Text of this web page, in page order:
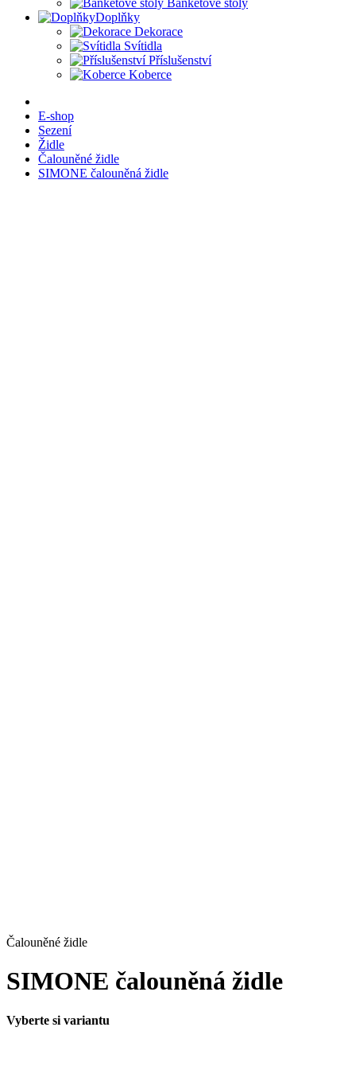
Banketové stoly
Doplňky
Dekorace
Svítidla
Příslušenství
Koberce
E-shop
Sezení
Židle
Čalouněné židle
SIMONE čalouněná židle
Čalouněné židle
SIMONE čalouněná židle
Vyberte si variantu